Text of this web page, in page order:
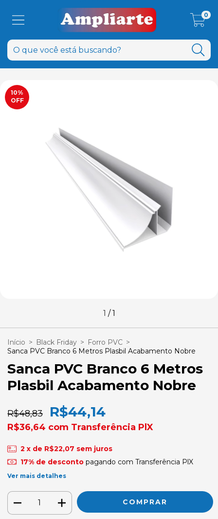
0
10%
OFF
1 /1
Início > Black Friday > Forro PVC >
Sanca PVC Branco 6 Metros Plasbil Acabamento Nobre
Sanca PVC Branco 6 Metros
Plasbil Acabamento Nobre
R$48,83 R$44,14
R$36,64 com Transferência PlX
2 x de R$22,07 sem juros
17% de descontopagando com Transferência PlX
Ver mais detalhes